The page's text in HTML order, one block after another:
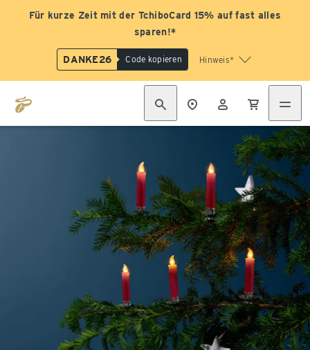
Für kurze Zeit mit der TchiboCard 15% auf fast alles
sparen!*
DANKE26 Code kopieren Hinweis*